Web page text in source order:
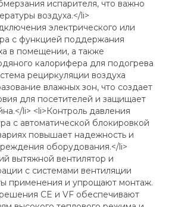
испарителя, что важно
воздуха.</li>
электрического или
с функцией поддержания
в помещении, а также
калорифера для подогрева
рециркуляции воздуха
влажных зон, что создает
для посетителей и защищает
li> <li>Контроль давления
с автоматической блокировкой
повышает надежность и
оборудования.</li>
вытяжной вентилятор и
с системами вентиляции
применения и упрощают монтаж.
CE и VF обеспечивают